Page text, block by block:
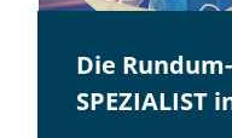
Die
SPEZIALIST